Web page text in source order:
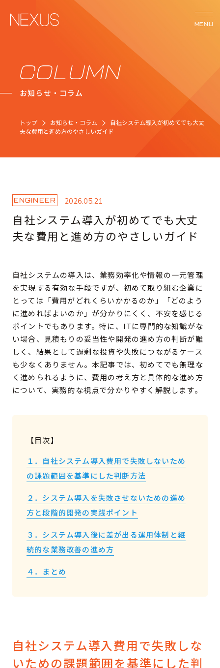
MENU
サービス
ネクサスの強み
事例紹介
お知らせ
RECRUIT
COLUMN
お知らせ・コラム
トップ お知らせ・コラム
自社システム導入が初めてでも大丈
夫な費用と進め方のやさしいガイド
ENGINEER 2026.05.21
自社システム導入が初めてでも大丈
夫な費用と進め方のやさしいガイド
自社システムの導入は、業務効率化や情報の一元管理
を実現する有効な手段ですが、初めて取り組む企業に
とっては「費用がどれくらいかかるのか」「どのよう
に進めればよいのか」が分かりにくく、不安を感じる
ポイントでもあります。特に、ITに専門的な知識がな
い場合、見積もりの妥当性や開発の進め方の判断が難
しく、結果として過剰な投資や失敗につながるケース
も少なくありません。本記事では、初めてでも無理な
く進められるように、費用の考え方と具体的な進め方
について、実務的な視点で分かりやすく解説します。
【目次】
１．自社システム導入費用で失敗しないため
の課題範囲を基準にした判断方法
２．システム導入を失敗させないための進め
方と段階的開発の実践ポイント
３．システム導入後に差が出る運用体制と継
続的な業務改善の進め方
４．まとめ
自社システム導入費用で失敗しな
いための課題範囲を基準にした判